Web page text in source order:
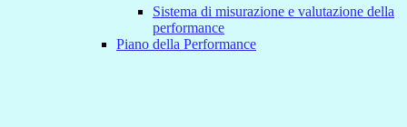
Sistema di misurazione e valutazione della
performance
Piano della Performance